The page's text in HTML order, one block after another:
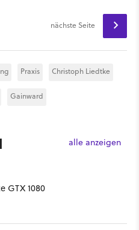
nächste Seite
Praxis Christoph Liedtke
Gainward
alle anzeigen
GTX 1080